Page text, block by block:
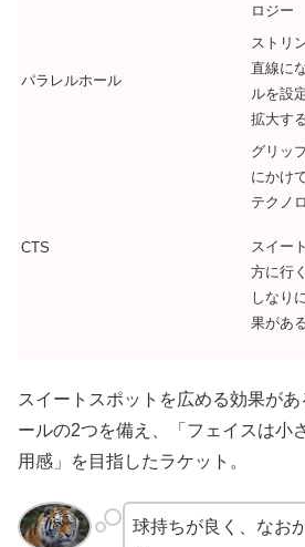
ロジー
パラレルホール
ストリ
直線に
ルを設
拡大す
CTS
グリッ
にかけ
テクノ
スイー
方に行
しなり
果があ
スイートスポットを広める効果が
ールの2つを備え、「フェイスは小
用感」を目指したラケット。
球持ちが良く、なお